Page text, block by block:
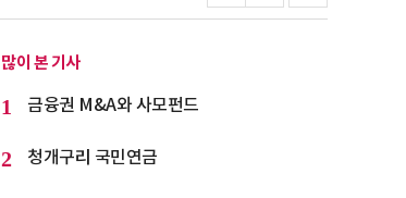
많이 본 기사
1 금융권 M&A와 사모펀드
2 청개구리 국민연금